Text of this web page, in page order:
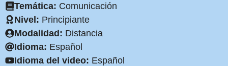
Temática: Comunicación
Nivel: Principiante
Modalidad: Distancia
Idioma: Español
Idioma del video: Español